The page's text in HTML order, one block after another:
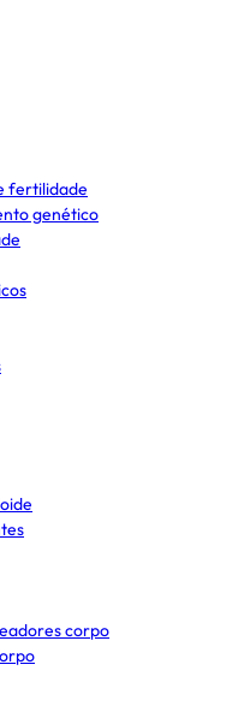
fertilidade
genético
corpo